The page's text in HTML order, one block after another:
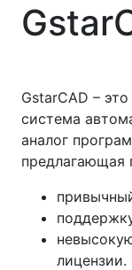
GstarCAD –
система
аналог
предлагающая
лицензии.